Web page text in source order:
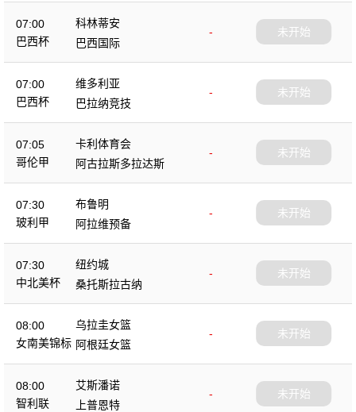
07:00
巴西杯
科林蒂安
-
巴西国际
未开始
07:00
巴西杯
维多利亚
-
巴拉纳竞技
未开始
07:05
哥伦甲
卡利体育会
-
阿古拉斯多拉达斯
未开始
07:30
玻利甲
布鲁明
-
阿拉维预备
未开始
07:30
中北美杯
纽约城
-
桑托斯拉古纳
未开始
08:00
女南美锦标
乌拉圭女篮
-
阿根廷女篮
未开始
08:00
智利联
艾斯潘诺
-
上普恩特
未开始